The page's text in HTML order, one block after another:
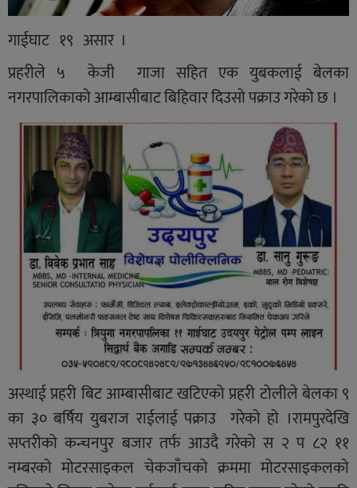
गाईघाट १९ असार ।
प्रहरीले ५ केजी गाजा सहित एक युबकलाई बेलका
नगरपालिकाको आम्बासीबाट बिहिवार दिउसो पक्राउ गरेको छ ।
अस्थाई प्रहरी बिट आम्बासीबाट खटिएको प्रहरी टोलीले बेलका ९
का ३० बर्षिय युबराज राईलाई पक्राउ गरेको हो ।रामपुरदेखि
सप्तरीको कन्चनपुर बजार तर्फ आउदै गरेको स २ प ८२ ११
नम्बरको मोटरसाइकल चेकजाँचको क्रममा मोटरसाइकलको